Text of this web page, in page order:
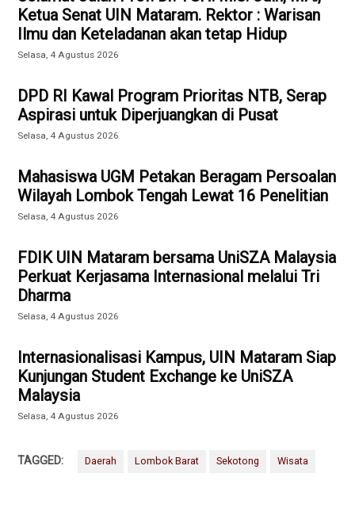
Ketua Senat UIN Mataram. Rektor : Warisan
Ilmu dan Keteladanan akan tetap Hidup
Selasa, 4 Agustus 2026
DPD RI Kawal Program Prioritas NTB, Serap
Aspirasi untuk Diperjuangkan di Pusat
Selasa, 4 Agustus 2026
Mahasiswa UGM Petakan Beragam Persoalan
Wilayah Lombok Tengah Lewat 16 Penelitian
Selasa, 4 Agustus 2026
FDIK UIN Mataram bersama UniSZA Malaysia
Perkuat Kerjasama Internasional melalui Tri
Dharma
Selasa, 4 Agustus 2026
Internasionalisasi Kampus, UIN Mataram Siap
Kunjungan Student Exchange ke UniSZA
Malaysia
Selasa, 4 Agustus 2026
TAGGED: Daerah Lombok Barat Sekotong Wisata